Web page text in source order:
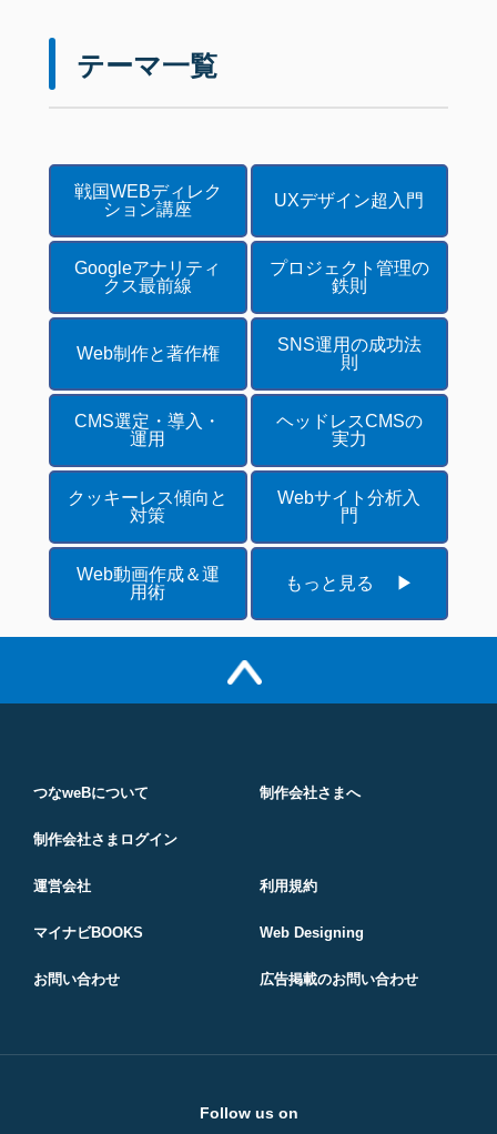
テーマ一覧
戦国WEBディレク
ション講座
UXデザイン超入門
Googleアナリティ
クス最前線
プロジェクト管理の
鉄則
Web制作と著作権
SNS運用の成功法
則
CMS選定・導入・
運用
ヘッドレスCMSの
実力
クッキーレス傾向と
対策
Webサイト分析入
門
Web動画作成＆運
用術
もっと見る ▶
つなweBについて 制作会社さまへ
制作会社さまログイン
運営会社 利用規約
マイナビBOOKS Web Designing
お問い合わせ 広告掲載のお問い合わせ
Follow us on